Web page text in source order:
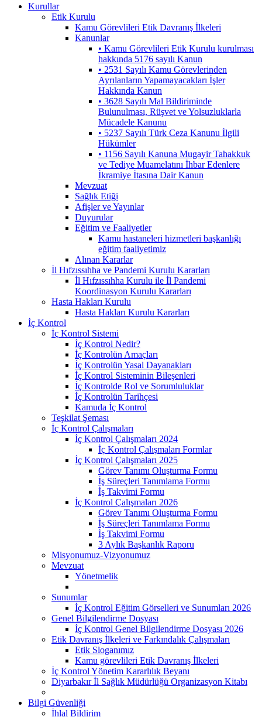
Kurullar
Etik Kurulu
Kamu Görevlileri Etik Davranış İlkeleri
Kanunlar
• Kamu Görevlileri Etik Kurulu kurulması
hakkında 5176 sayılı Kanun
• 2531 Sayılı Kamu Görevlerinden
Ayrılanların Yapamayacakları İşler
Hakkında Kanun
• 3628 Sayılı Mal Bildiriminde
Bulunulması, Rüşvet ve Yolsuzluklarla
Mücadele Kanunu
• 5237 Sayılı Türk Ceza Kanunu İlgili
Hükümler
• 1156 Sayılı Kanuna Mugayir Tahakkuk
ve Tediye Muamelatını İhbar Edenlere
İkramiye İtasına Dair Kanun
Mevzuat
Sağlık Etiği
Afişler ve Yayınlar
Duyurular
Eğitim ve Faaliyetler
Kamu hastaneleri hizmetleri başkanlığı
eğitim faaliyetimiz
Alınan Kararlar
İl Hıfzıssıhha ve Pandemi Kurulu Kararları
İl Hıfzıssıhha Kurulu ile İl Pandemi
Koordinasyon Kurulu Kararları
Hasta Hakları Kurulu
Hasta Hakları Kurulu Kararları
İç Kontrol
İç Kontrol Sistemi
İç Kontrol Nedir?
İç Kontrolün Amaçları
İç Kontrolün Yasal Dayanakları
İç Kontrol Sisteminin Bileşenleri
İç Kontrolde Rol ve Sorumluluklar
İç Kontrolün Tarihçesi
Kamuda İç Kontrol
Teşkilat Şeması
İç Kontrol Çalışmaları
İç Kontrol Çalışmaları 2024
İç Kontrol Çalışmaları Formlar
İç Kontrol Çalışmaları 2025
Görev Tanımı Oluşturma Formu
İş Süreçleri Tanımlama Formu
İş Takvimi Formu
İç Kontrol Çalışmaları 2026
Görev Tanımı Oluşturma Formu
İş Süreçleri Tanımlama Formu
İş Takvimi Formu
3 Aylık Başkanlık Raporu
Misyonumuz-Vizyonumuz
Mevzuat
Yönetmelik
Sunumlar
İç Kontrol Eğitim Görselleri ve Sunumları 2026
Genel Bilgilendirme Dosyası
İç Kontrol Genel Bilgilendirme Dosyası 2026
Etik Davranış İlkeleri ve Farkındalık Çalışmaları
Etik Sloganımız
Kamu görevlileri Etik Davranış İlkeleri
İç Kontrol Yönetim Kararlılık Beyanı
Diyarbakır İl Sağlık Müdürlüğü Organizasyon Kitabı
Bilgi Güvenliği
İhlal Bildirim